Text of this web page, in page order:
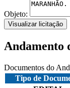
Objeto:
Visualizar licitação
Andamento
Documentos do
Tipo de